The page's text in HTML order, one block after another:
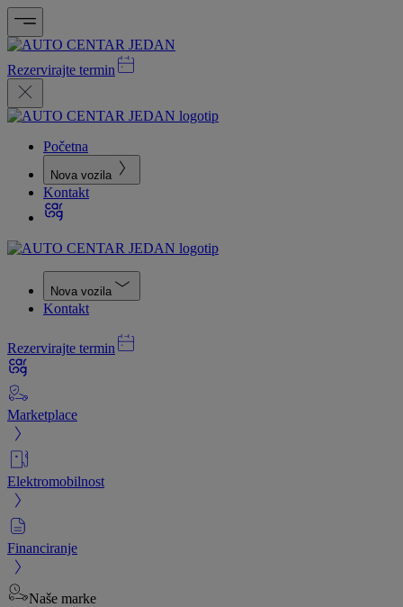
Rezervirajte termin
Početna
Nova vozila
Kontakt
Nova vozila
Kontakt
Rezervirajte termin
Marketplace
Elektromobilnost
Financiranje
Naše marke